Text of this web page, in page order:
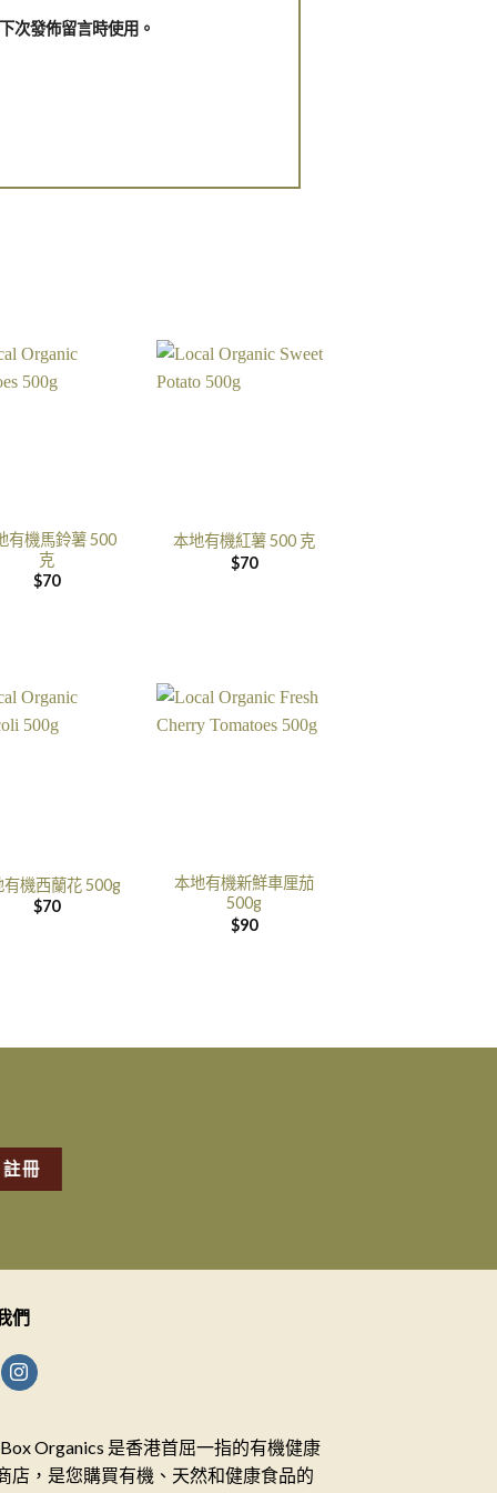
次發佈留言時使用。
有機馬鈴薯 500
克
$70
本地有機紅薯 500 克
$70
有機西蘭花 500g
$70
本地有機新鮮車厘茄
500g
$90
們
Organics 是香港首屈一指的有機健康
店，是您購買有機、天然和健康食品的